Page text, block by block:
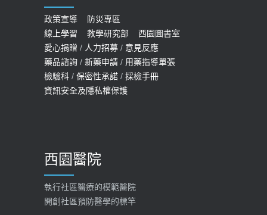
預約
2022-01-07
114年【公費流感及新冠疫苗】門診
預約
2025-09-30
【快速肝癌篩檢MRI】新檢查服務
2026-02-06
大吃大喝、肥胖害到膽囊！膽結石、
政策宣導
防災專區
線上學習
教學研究部
西園圖書室
愛心捐贈 / 人力招募 / 意見反應
藥品諮詢 / 新藥申請 / 用藥指導單張
檢驗科 / 保密性承諾 / 採檢手冊
資訊安全及隱私權保護
西園醫院
執行社區醫療的模範醫院
開創社區預防醫學的標竿